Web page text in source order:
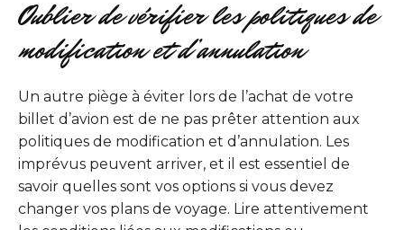
Oublier de vérifier les politiques de
modification et d’annulation
Un autre piège à éviter lors de l’achat de votre
billet d’avion est de ne pas prêter attention aux
politiques de modification et d’annulation. Les
imprévus peuvent arriver, et il est essentiel de
savoir quelles sont vos options si vous devez
changer vos plans de voyage. Lire attentivement